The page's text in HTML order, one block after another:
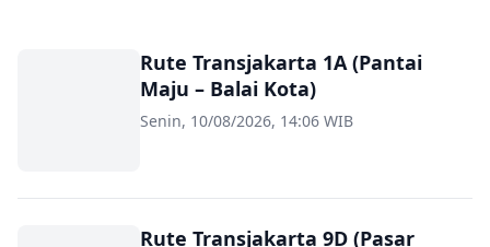
Rute Transjakarta 1A (Pantai
Maju – Balai Kota)
Senin, 10/08/2026, 14:06 WIB
Rute Transjakarta 9D (Pasar